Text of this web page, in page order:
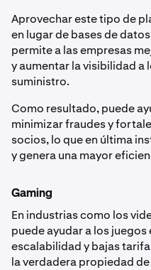
Aprovechar este tipo de
en lugar de bases de
permite a las empresas
y aumentar la visibilidad a
suministro.
Como resultado, puede
minimizar fraudes y
socios, lo que en última
y genera una mayor
Gaming
En industrias como los
puede ayudar a los
escalabilidad y bajas
la verdadera propiedad